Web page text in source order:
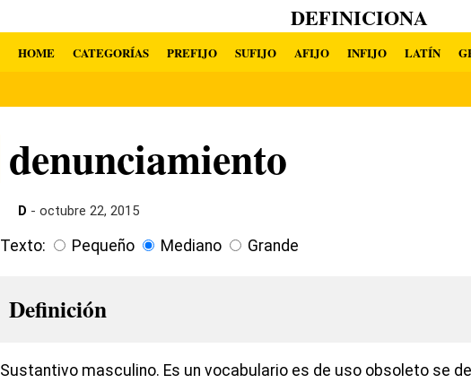
DEFINICIONA
HOME CATEGORÍAS PREFIJO SUFIJO AFIJO INFIJO LATÍN
denunciamiento
D - octubre 22, 2015
Texto: Pequeño Mediano Grande
Definición
Sustantivo masculino. Es un vocabulario es de uso obsoleto se